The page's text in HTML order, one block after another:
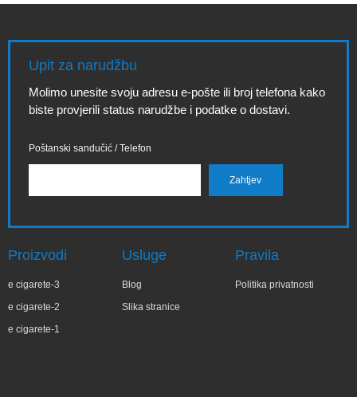
Upit za narudžbu
Molimo unesite svoju adresu e-pošte ili broj telefona kako
biste provjerili status narudžbe i podatke o dostavi.
Poštanski sandučić / Telefon
Proizvodi
e cigarete-3
e cigarete-2
e cigarete-1
Usluge
Blog
Slika stranice
Pravila
Politika privatnosti